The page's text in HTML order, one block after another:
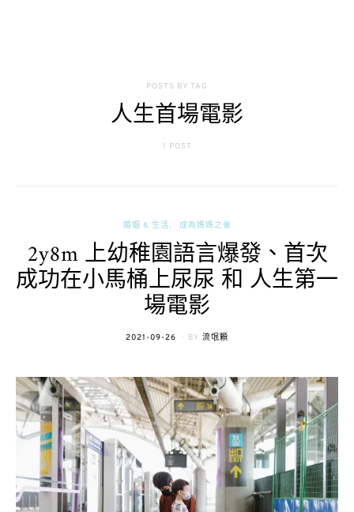
POSTS BY TAG
人生首場電影
1 POST
婚姻 & 生活 成為媽媽之後
2y8m 上幼稚園語言爆發、首次
成功在小馬桶上尿尿 和 人生第一
場電影
POSTED
2021-09-26 BY 流氓顆